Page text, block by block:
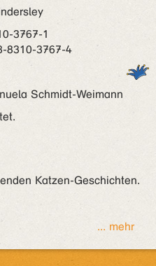
3767-1
8310-3767-4
Schmidt-Weimann
Katzen-Geschichten.
... mehr